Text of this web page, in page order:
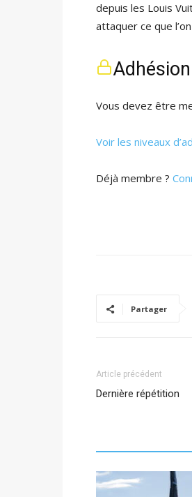
depuis les Louis
attaquer ce que
Vous devez être
Voir les niveaux
Déjà membre ?
Partager
Article précédent
Dernière répétition